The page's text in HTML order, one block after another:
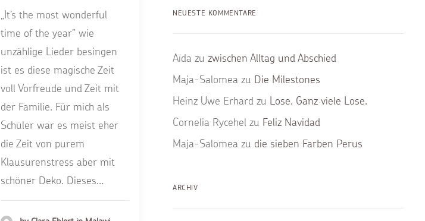
„It’s the most wonderful
time of the year” wie
unzählige Lieder besingen
ist es diese magische Zeit
voll Vorfreude und Zeit mit
der Familie. Für mich als
Schüler war es meist eher
die Zeit von purem
Klausurenstress aber mit
schöner Deko. Dieses…
NEUESTE KOMMENTARE
Aïda zu zwischen Alltag und Abschied
Maja-Salomea zu Die Milestones
Heinz Uwe Erhard zu Lose. Ganz viele Lose.
Cornelia Rycehel zu Feliz Navidad
Maja-Salomea zu die sieben Farben Perus
ARCHIV